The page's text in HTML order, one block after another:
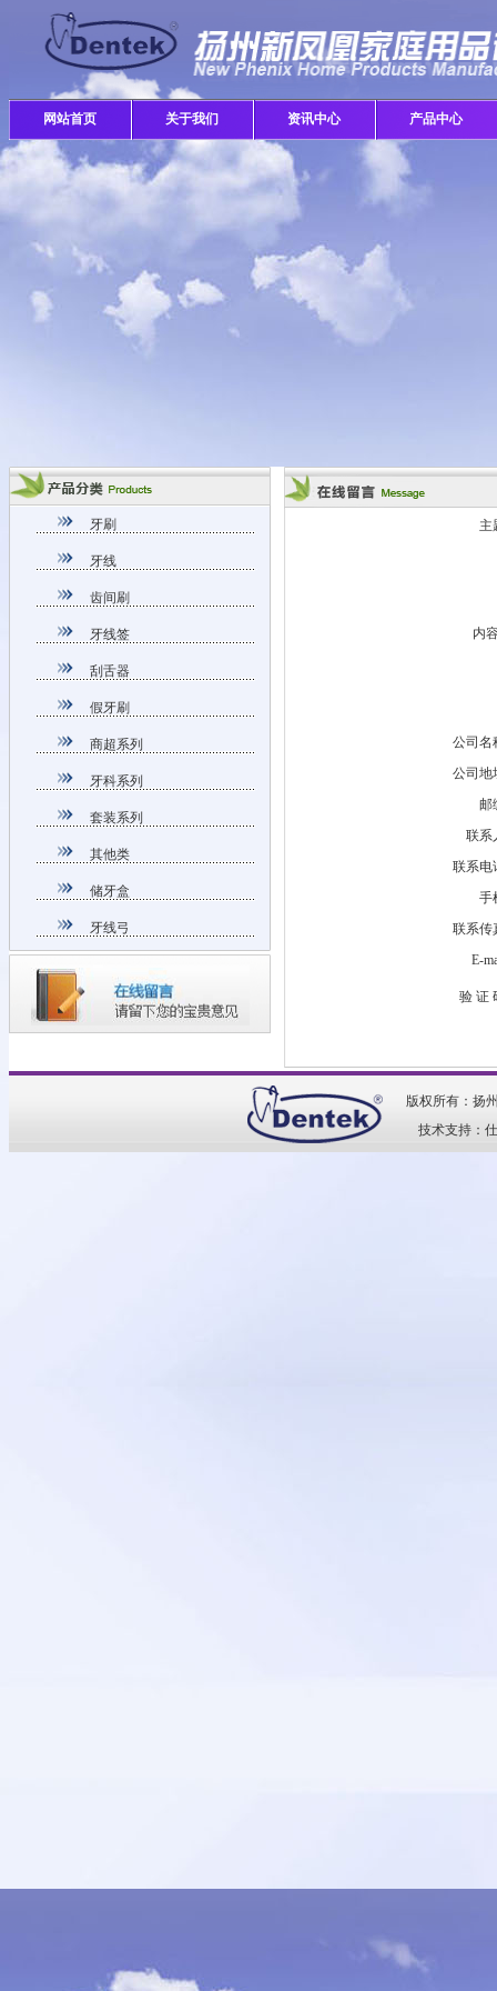
网站首页 关于我们 资讯中心 产品中心
牙刷
牙线
齿间刷
牙线签
刮舌器
假牙刷
商超系列
牙科系列
套装系列
其他类
储牙盒
牙线弓
主
内
公司名
公司地
邮
联系
联系电
手
联系传
E-
验 证
版权所有：扬
技术支持：